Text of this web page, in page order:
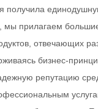
получила
мы прилагаем
отвечающих
бизнес-
репутацию